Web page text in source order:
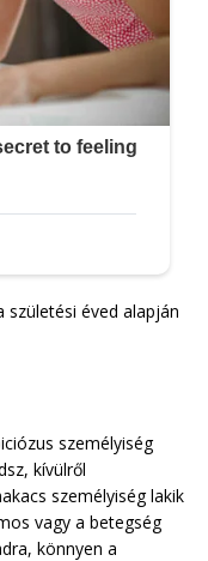
születési éved alapján
személyiség
kívülről
személyiség lakik
vagy a betegség
könnyen a